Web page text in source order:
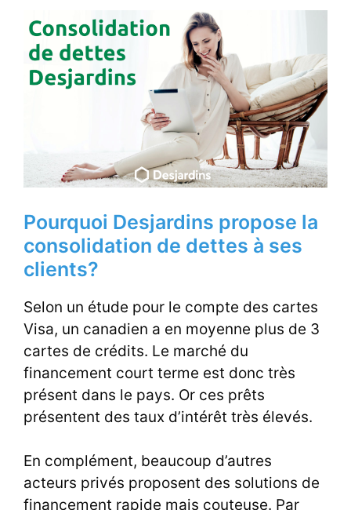
Pourquoi Desjardins propose la
consolidation de dettes à ses
clients?
Selon un étude pour le compte des cartes
Visa, un canadien a en moyenne plus de 3
cartes de crédits. Le marché du
financement court terme est donc très
présent dans le pays. Or ces prêts
présentent des taux d’intérêt très élevés.
En complément, beaucoup d’autres
acteurs privés proposent des solutions de
financement rapide mais couteuse. Par